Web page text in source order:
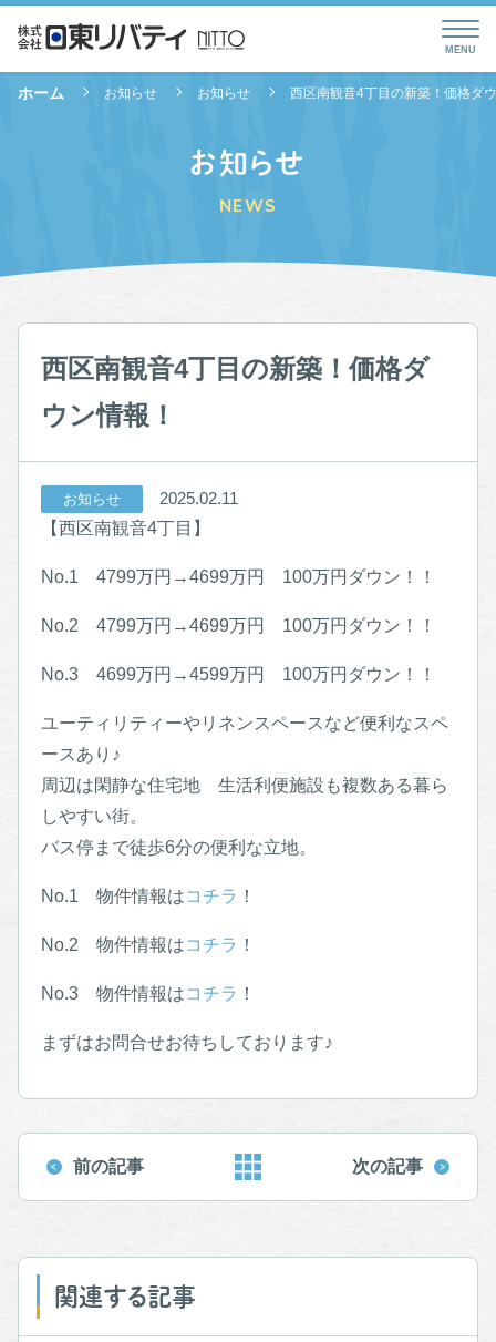
ホーム お知らせ お知らせ 西区南観音4丁目の新築！価格ダ
お知らせ
NEWS
西区南観音4丁目の新築！価格ダ
ウン情報！
お知らせ
2025.02.11
【西区南観音4丁目】
No.1 4799万円→4699万円 100万円ダウン！！
No.2 4799万円→4699万円 100万円ダウン！！
No.3 4699万円→4599万円 100万円ダウン！！
ユーティリティーやリネンスペースなど便利なスペ
ースあり♪
周辺は閑静な住宅地 生活利便施設も複数ある暮ら
しやすい街。
バス停まで徒歩6分の便利な立地。
No.1 物件情報はコチラ ！
No.2 物件情報はコチラ ！
No.3 物件情報はコチラ ！
まずはお問合せお待ちしております♪
前の記事 次の記事
関連する記事